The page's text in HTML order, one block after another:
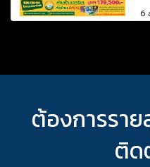
6
ต้องการราย
ติด